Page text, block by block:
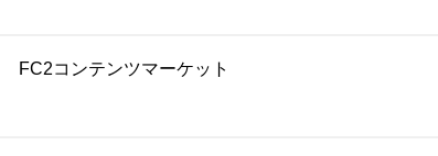
FC2コンテンツマーケット